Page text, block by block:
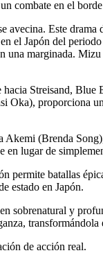
combate en el
Este
Japón del
marginada.
Streisand, Blue
Oka), proporciona
(Brenda
en lugar de
batallas
estado en Japón.
sobrenatural y
de acción real.